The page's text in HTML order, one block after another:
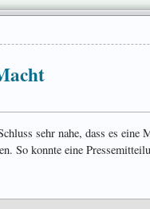
sehr nahe, dass es
So konnte eine